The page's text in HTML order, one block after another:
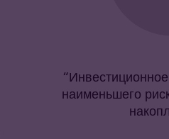
наименьшего